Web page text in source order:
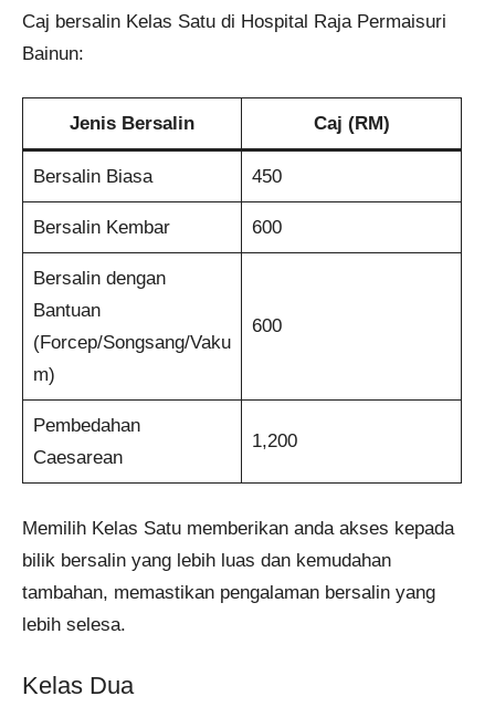
Caj bersalin Kelas Satu di Hospital Raja Permaisuri
Bainun:
Jenis Bersalin Caj (RM)
Bersalin Biasa 450
Bersalin Kembar 600
Bersalin dengan
Bantuan
(Forcep/Songsang/Vaku
m)
600
Pembedahan
Caesarean
1,200
Memilih Kelas Satu memberikan anda akses kepada
bilik bersalin yang lebih luas dan kemudahan
tambahan, memastikan pengalaman bersalin yang
lebih selesa.
Kelas Dua